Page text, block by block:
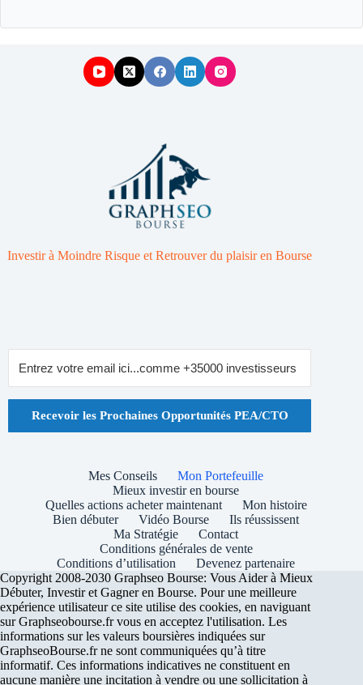
Investir à Moindre Risque et Retrouver du plaisir en Bourse
Recevoir les Prochaines Opportunités PEA/CTO
Mes Conseils
Mon Portefeuille
Mieux investir en bourse
Quelles actions acheter maintenant
Mon histoire
Bien débuter
Vidéo Bourse
Ils réussissent
Ma Stratégie
Contact
Conditions générales de vente
Conditions d’utilisation
Devenez partenaire
Copyright 2008-2030 Graphseo Bourse: Vous Aider à Mieux
Débuter, Investir et Gagner en Bourse. Pour une meilleure
expérience utilisateur ce site utilise des cookies, en naviguant
sur Graphseobourse.fr vous en acceptez l'utilisation. Les
informations sur les valeurs boursières indiquées sur
GraphseoBourse.fr ne sont communiquées qu’à titre
informatif. Ces informations indicatives ne constituent en
aucune manière une incitation à vendre ou une sollicitation à